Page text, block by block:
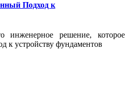
Подход к
инженерное решение, которое
к устройству фундаментов